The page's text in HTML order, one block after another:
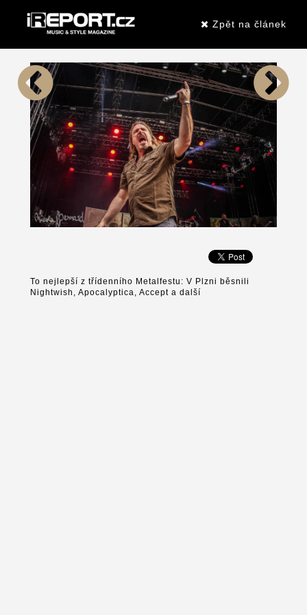
Zpět na článek
To nejlepší z třídenního Metalfestu: V Plzni běsnili
Nightwish, Apocalyptica, Accept a další